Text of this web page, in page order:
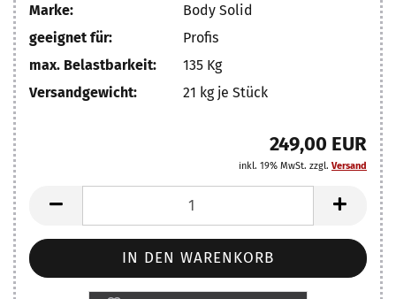
Marke:
Body Solid
geeignet für:
Profis
max. Belastbarkeit:
135 Kg
Versandgewicht:
21 kg je Stück
249,00 EUR
inkl. 19% MwSt. zzgl. Versand